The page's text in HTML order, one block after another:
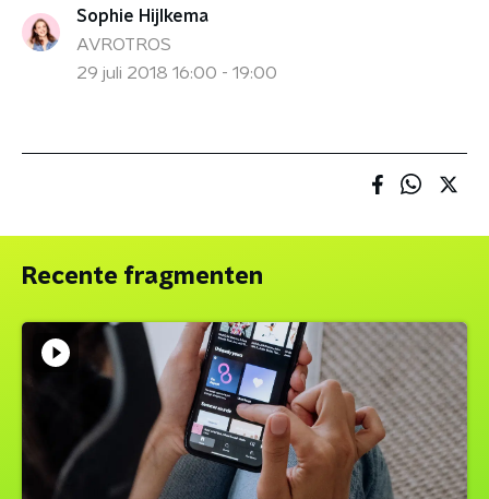
Sophie Hijlkema
AVROTROS
29 juli 2018 16:00 - 19:00
Recente fragmenten